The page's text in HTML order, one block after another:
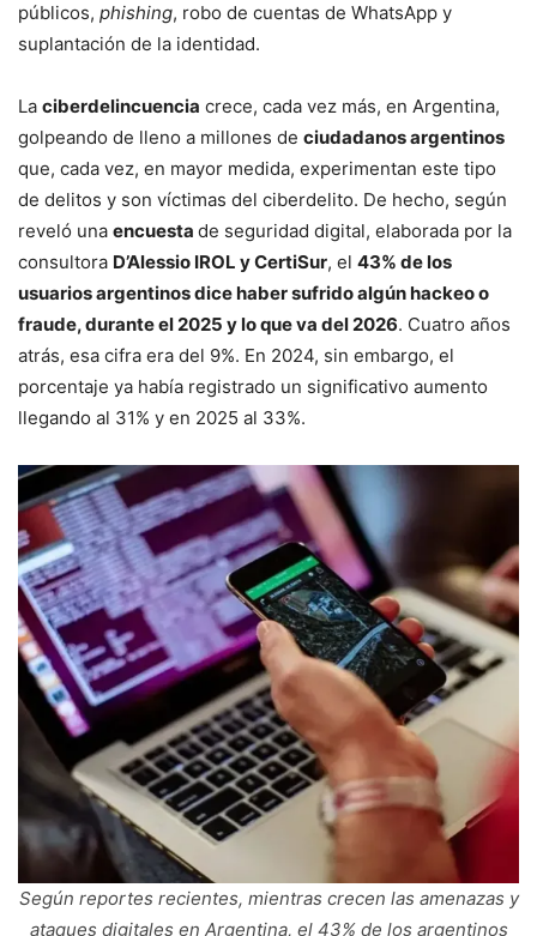
públicos, phishing, robo de cuentas de WhatsApp y
suplantación de la identidad.
La ciberdelincuencia crece, cada vez más, en Argentina,
golpeando de lleno a millones de ciudadanos argentinos
que, cada vez, en mayor medida, experimentan este tipo
de delitos y son víctimas del ciberdelito. De hecho, según
reveló una encuesta de seguridad digital, elaborada por la
consultora D’Alessio IROL y CertiSur, el 43% de los
usuarios argentinos dice haber sufrido algún hackeo o
fraude, durante el 2025 y lo que va del 2026. Cuatro años
atrás, esa cifra era del 9%. En 2024, sin embargo, el
porcentaje ya había registrado un significativo aumento
llegando al 31% y en 2025 al 33%.
Según reportes recientes, mientras crecen las amenazas y
ataques digitales en Argentina, el 43% de los argentinos